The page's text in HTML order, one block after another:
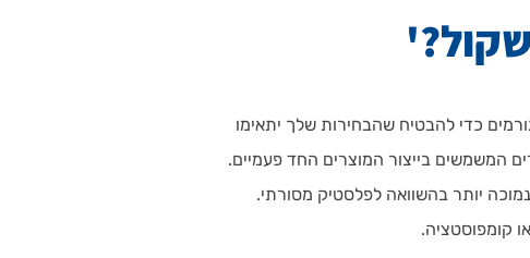
כדי להבטיח שהבחירות שלך יתאימו
המשמשים בייצור המוצרים החד פעמיים.
יותר בהשוואה לפלסטיק מסורתי.
קומפוסטציה.